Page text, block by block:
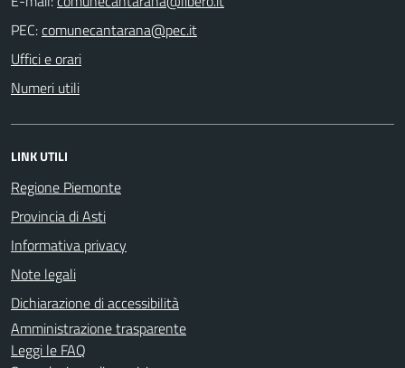
PEC:
Uffici e orari
Numeri utili
LINK UTILI
Regione Piemonte
Provincia di Asti
Informativa privacy
Note legali
Dichiarazione di accessibilità
Amministrazione trasparente
Leggi le FAQ